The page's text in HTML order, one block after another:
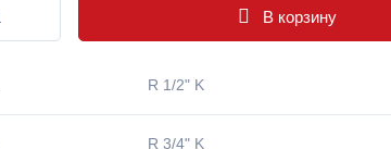
В корзину
R 1/2" K
R 3/4" K